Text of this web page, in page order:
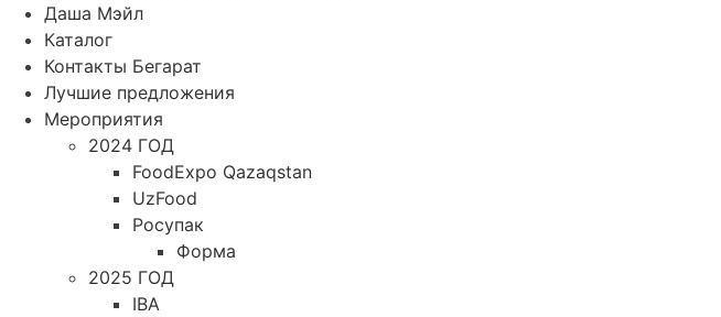
Даша Мэйл
Каталог
Контакты Бегарат
Лучшие предложения
Мероприятия
2024 ГОД
FoodExpo Qazaqstan
UzFood
Росупак
Форма
2025 ГОД
IBA